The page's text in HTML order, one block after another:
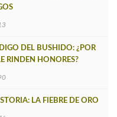
DEL BUSHIDO: ¿POR
RINDEN HONORES?
LA FIEBRE DE ORO